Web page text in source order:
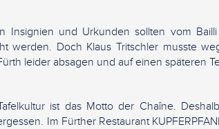
Insignien und Urkunden sollten vom
werden. Doch Klaus Tritschler musste
leider absagen und auf einen späteren
ist das Motto der Chaîne.
Im Fürther Restaurant